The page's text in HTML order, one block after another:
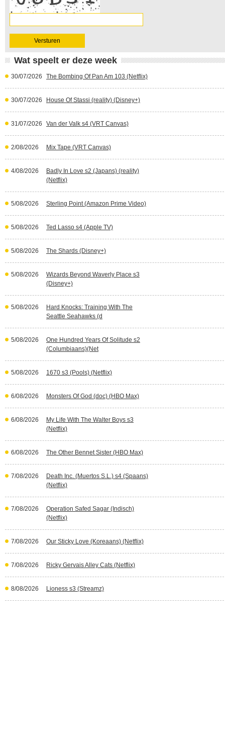
Wat speelt er deze week
30/07/2026 The Bombing Of Pan Am 103 (Netflix)
30/07/2026 House Of Stassi (reality) (Disney+)
31/07/2026 Van der Valk s4 (VRT Canvas)
2/08/2026 Mix Tape (VRT Canvas)
4/08/2026
Badly In Love s2 (Japans) (reality)
(Netflix)
5/08/2026 Sterling Point (Amazon Prime Video)
5/08/2026 Ted Lasso s4 (Apple TV)
5/08/2026 The Shards (Disney+)
5/08/2026
Wizards Beyond Waverly Place s3
(Disney+)
5/08/2026
Hard Knocks: Training With The
Seattle Seahawks (d
5/08/2026
One Hundred Years Of Solitude s2
(Columbiaans)(Net
5/08/2026 1670 s3 (Pools) (Netflix)
6/08/2026 Monsters Of God (doc) (HBO Max)
6/08/2026
My Life With The Walter Boys s3
(Netflix)
6/08/2026 The Other Bennet Sister (HBO Max)
7/08/2026
Death Inc. (Muertos S.L.) s4 (Spaans)
(Netflix)
7/08/2026
Operation Safed Sagar (Indisch)
(Netflix)
7/08/2026 Our Sticky Love (Koreaans) (Netflix)
7/08/2026 Ricky Gervais Alley Cats (Netflix)
8/08/2026 Lioness s3 (Streamz)